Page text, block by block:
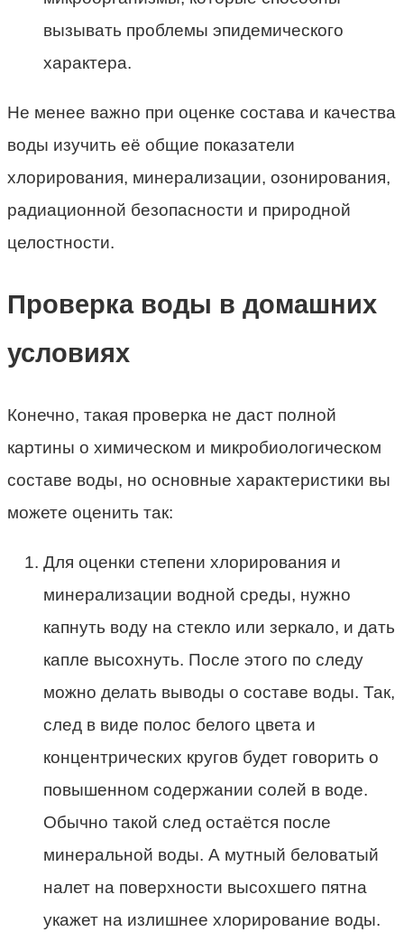
вызывать проблемы эпидемического
характера.
Не менее важно при оценке состава и качества
воды изучить её общие показатели
хлорирования, минерализации, озонирования,
радиационной безопасности и природной
целостности.
Проверка воды в домашних
условиях
Конечно, такая проверка не даст полной
картины о химическом и микробиологическом
составе воды, но основные характеристики вы
можете оценить так:
Для оценки степени хлорирования и
минерализации водной среды, нужно
капнуть воду на стекло или зеркало, и дать
капле высохнуть. После этого по следу
можно делать выводы о составе воды. Так,
след в виде полос белого цвета и
концентрических кругов будет говорить о
повышенном содержании солей в воде.
Обычно такой след остаётся после
минеральной воды. А мутный беловатый
налет на поверхности высохшего пятна
укажет на излишнее хлорирование воды.